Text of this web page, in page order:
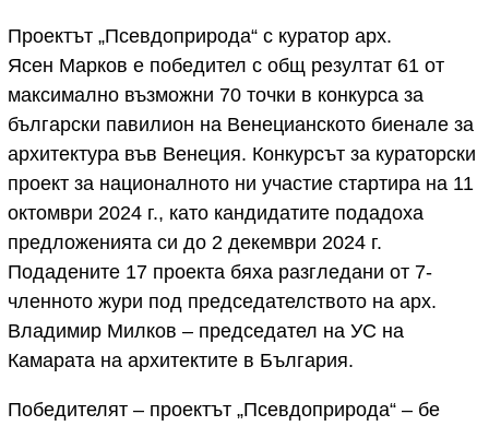
Проектът „Псевдоприрода“ с куратор арх.
Ясен Марков е победител с общ резултат 61 от
максимално възможни 70 точки в конкурса за
български павилион на Венецианското биенале за
архитектура във Венеция. Конкурсът за кураторски
проект за националното ни участие стартира на 11
октомври 2024 г., като кандидатите подадоха
предложенията си до 2 декември 2024 г.
Подадените 17 проекта бяха разгледани от 7-
членното жури под председателството на арх.
Владимир Милков – председател на УС на
Камарата на архитектите в България.
Победителят – проектът „Псевдоприрода“ – бе